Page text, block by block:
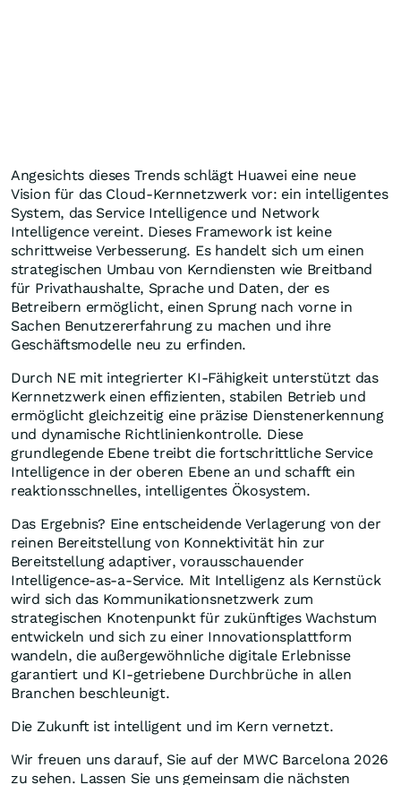
Angesichts dieses Trends schlägt Huawei eine neue
Vision für das Cloud-Kernnetzwerk vor: ein intelligentes
System, das Service Intelligence und Network
Intelligence vereint. Dieses Framework ist keine
schrittweise Verbesserung. Es handelt sich um einen
strategischen Umbau von Kerndiensten wie Breitband
für Privathaushalte, Sprache und Daten, der es
Betreibern ermöglicht, einen Sprung nach vorne in
Sachen Benutzererfahrung zu machen und ihre
Geschäftsmodelle neu zu erfinden.
Durch NE mit integrierter KI-Fähigkeit unterstützt das
Kernnetzwerk einen effizienten, stabilen Betrieb und
ermöglicht gleichzeitig eine präzise Dienstenerkennung
und dynamische Richtlinienkontrolle. Diese
grundlegende Ebene treibt die fortschrittliche Service
Intelligence in der oberen Ebene an und schafft ein
reaktionsschnelles, intelligentes Ökosystem.
Das Ergebnis? Eine entscheidende Verlagerung von der
reinen Bereitstellung von Konnektivität hin zur
Bereitstellung adaptiver, vorausschauender
Intelligence-as-a-Service. Mit Intelligenz als Kernstück
wird sich das Kommunikationsnetzwerk zum
strategischen Knotenpunkt für zukünftiges Wachstum
entwickeln und sich zu einer Innovationsplattform
wandeln, die außergewöhnliche digitale Erlebnisse
garantiert und KI-getriebene Durchbrüche in allen
Branchen beschleunigt.
Die Zukunft ist intelligent und im Kern vernetzt.
Wir freuen uns darauf, Sie auf der MWC Barcelona 2026
zu sehen. Lassen Sie uns gemeinsam die nächsten